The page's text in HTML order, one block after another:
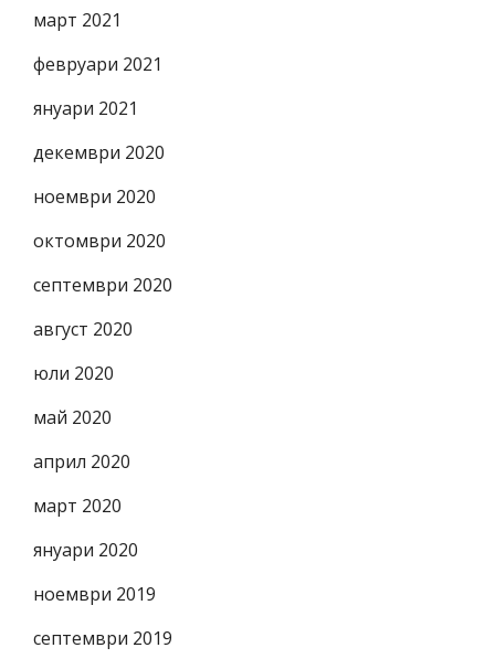
март 2021
февруари 2021
януари 2021
декември 2020
ноември 2020
октомври 2020
септември 2020
август 2020
юли 2020
май 2020
април 2020
март 2020
януари 2020
ноември 2019
септември 2019